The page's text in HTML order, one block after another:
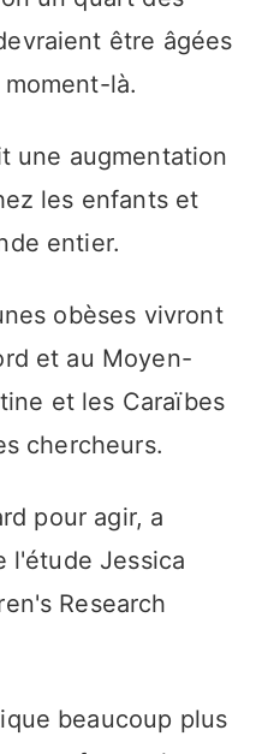
être âgées
là.
une augmentation
les enfants et
entier.
obèses vivront
et au Moyen-
et les Caraïbes
chercheurs.
pour agir, a
l'étude Jessica
Research
beaucoup plus